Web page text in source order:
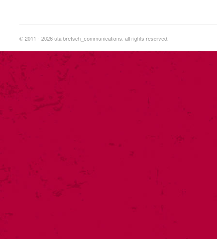
© 2011 - 2026 uta bretsch_communications. all rights reserved.